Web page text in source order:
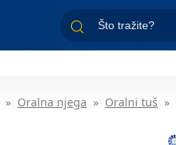
Oralna njega Oralni tuš